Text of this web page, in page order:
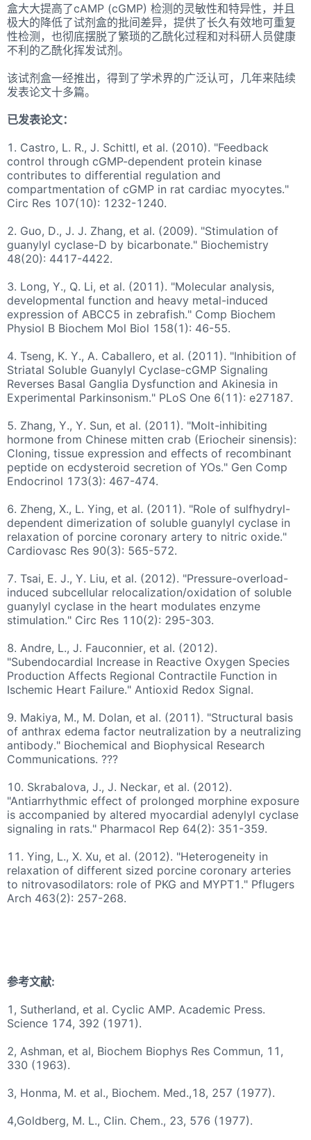
盒大大提高了cAMP (cGMP) 检测的灵敏性和特异性，并且
极大的降低了试剂盒的批间差异，提供了长久有效地可重复
性检测，也彻底摆脱了繁琐的乙酰化过程和对科研人员健康
不利的乙酰化挥发试剂。
该试剂盒一经推出，得到了学术界的广泛认可，几年来陆续
发表论文十多篇。
已发表论文：
1. Castro, L. R., J. Schittl, et al. (2010). "Feedback
control through cGMP-dependent protein kinase
contributes to differential regulation and
compartmentation of cGMP in rat cardiac myocytes."
Circ Res 107(10): 1232-1240.
2. Guo, D., J. J. Zhang, et al. (2009). "Stimulation of
guanylyl cyclase-D by bicarbonate." Biochemistry
48(20): 4417-4422.
3. Long, Y., Q. Li, et al. (2011). "Molecular analysis,
developmental function and heavy metal-induced
expression of ABCC5 in zebrafish." Comp Biochem
Physiol B Biochem Mol Biol 158(1): 46-55.
4. Tseng, K. Y., A. Caballero, et al. (2011). "Inhibition of
Striatal Soluble Guanylyl Cyclase-cGMP Signaling
Reverses Basal Ganglia Dysfunction and Akinesia in
Experimental Parkinsonism." PLoS One 6(11): e27187.
5. Zhang, Y., Y. Sun, et al. (2011). "Molt-inhibiting
hormone from Chinese mitten crab (Eriocheir sinensis):
Cloning, tissue expression and effects of recombinant
peptide on ecdysteroid secretion of YOs." Gen Comp
Endocrinol 173(3): 467-474.
6. Zheng, X., L. Ying, et al. (2011). "Role of sulfhydryl-
dependent dimerization of soluble guanylyl cyclase in
relaxation of porcine coronary artery to nitric oxide."
Cardiovasc Res 90(3): 565-572.
7. Tsai, E. J., Y. Liu, et al. (2012). "Pressure-overload-
induced subcellular relocalization/oxidation of soluble
guanylyl cyclase in the heart modulates enzyme
stimulation." Circ Res 110(2): 295-303.
8. Andre, L., J. Fauconnier, et al. (2012).
"Subendocardial Increase in Reactive Oxygen Species
Production Affects Regional Contractile Function in
Ischemic Heart Failure." Antioxid Redox Signal.
9. Makiya, M., M. Dolan, et al. (2011). "Structural basis
of anthrax edema factor neutralization by a neutralizing
antibody." Biochemical and Biophysical Research
Communications. ???
10. Skrabalova, J., J. Neckar, et al. (2012).
"Antiarrhythmic effect of prolonged morphine exposure
is accompanied by altered myocardial adenylyl cyclase
signaling in rats." Pharmacol Rep 64(2): 351-359.
11. Ying, L., X. Xu, et al. (2012). "Heterogeneity in
relaxation of different sized porcine coronary arteries
to nitrovasodilators: role of PKG and MYPT1." Pflugers
Arch 463(2): 257-268.
参考文献:
1, Sutherland, et al. Cyclic AMP. Academic Press.
Science 174, 392 (1971).
2, Ashman, et al, Biochem Biophys Res Commun, 11,
330 (1963).
3, Honma, M. et al., Biochem. Med.,18, 257 (1977).
4,Goldberg, M. L., Clin. Chem., 23, 576 (1977).